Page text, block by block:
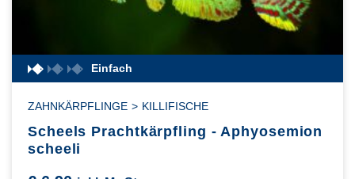
Einfach
ZAHNKÄRPFLINGE > KILLIFISCHE
Scheels Prachtkärpfling - Aphyosemion
scheeli